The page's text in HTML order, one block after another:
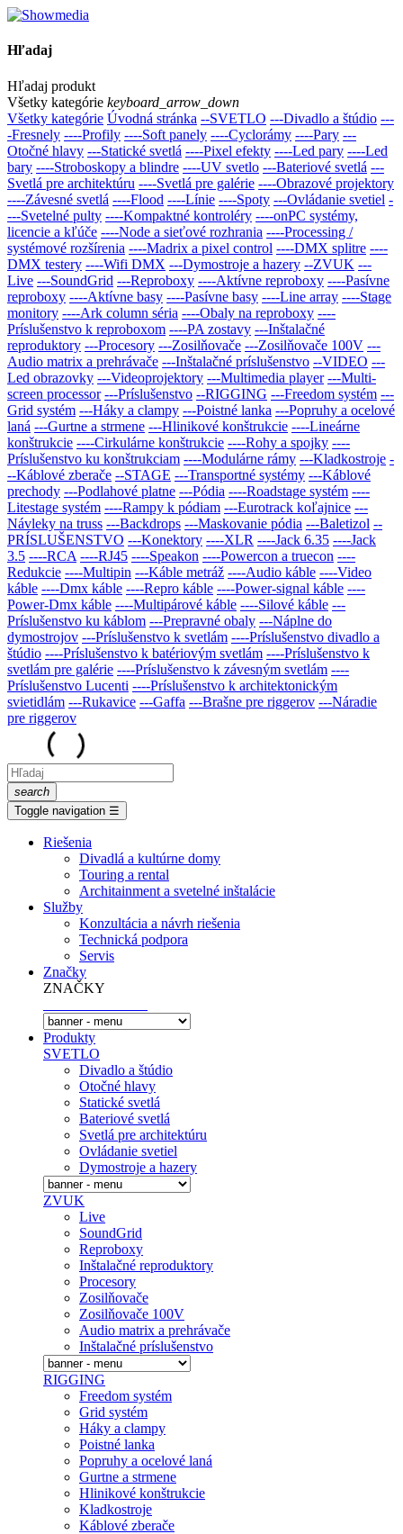
Hľadaj
Hľadaj produkt
Všetky kategórie keyboard_arrow_down
Všetky kategórie Úvodná stránka --SVETLO ---Divadlo a štúdio ---
-Fresnely ----Profily ----Soft panely ----Cyclorámy ----Pary ---
Otočné hlavy ---Statické svetlá ----Pixel efekty ----Led pary ----Led
bary ----Stroboskopy a blindre ----UV svetlo ---Bateriové svetlá ---
Svetlá pre architektúru ----Svetlá pre galérie ----Obrazové projektory
----Závesné svetlá ----Flood ----Línie ----Spoty ---Ovládanie svetiel -
---Svetelné pulty ----Kompaktné kontroléry ----onPC systémy,
licencie a kľúče ----Node a sieťové rozhrania ----Processing /
systémové rozšírenia ----Madrix a pixel control ----DMX splitre ----
DMX testery ----Wifi DMX ---Dymostroje a hazery --ZVUK ---
Live ---SoundGrid ---Reproboxy ----Aktívne reproboxy ----Pasívne
reproboxy ----Aktívne basy ----Pasívne basy ----Line array ----Stage
monitory ----Ark column séria ----Obaly na reproboxy ----
Príslušenstvo k reproboxom ----PA zostavy ---Inštalačné
reproduktory ---Procesory ---Zosilňovače ---Zosilňovače 100V ---
Audio matrix a prehrávače ---Inštalačné prí­slušenstvo --VIDEO ---
Led obrazovky ---Videoprojektory ---Multimedia player ---Multi-
screen processor ---Príslušenstvo --RIGGING ---Freedom systém ---
Grid systém ---Háky a clampy ---Poistné lanka ---Popruhy a ocelové
laná ---Gurtne a strmene ---Hlinikové konštrukcie ----Lineárne
konštrukcie ----Cirkulárne konštrukcie ----Rohy a spojky ----
Príslušenstvo ku konštrukciam ----Modulárne rámy ---Kladkostroje -
--Káblové zberače --STAGE ---Transportné systémy ---Káblové
prechody ---Podlahové platne ---Pódia ----Roadstage systém ----
Litestage systém ----Rampy k pódiam ---Eurotrack koľajnice ---
Návleky na truss ---Backdrops ---Maskovanie pódia ---Baletizol --
PRÍSLUŠENSTVO ---Konektory ----XLR ----Jack 6.35 ----Jack
3.5 ----RCA ----RJ45 ----Speakon ----Powercon a truecon ----
Redukcie ----Multipin ---Káble metráž ----Audio káble ----Video
káble ----Dmx káble ----Repro káble ----Power-signal káble ----
Power-Dmx káble ----Multipárové káble ----Silové káble ---
Príslušenstvo ku káblom ---Prepravné obaly ---Náplne do
dymostrojov ---Prí­slušenstvo k svetlám ----Príslušenstvo divadlo a
štúdio ----Príslušenstvo k batériovým svetlám ----Príslušenstvo k
svetlám pre galérie ----Príslušenstvo k závesným svetlám ----
Príslušenstvo Lucenti ----Príslušenstvo k architektonickým
svietidlám ---Rukavice ---Gaffa ---Brašne pre riggerov ---Náradie
pre riggerov
search
Toggle navigation ☰
Riešenia
Divadlá a kultúrne domy
Touring a rental
Architainment a svetelné inštalácie
Služby
Konzultácia a návrh riešenia
Technická podpora
Servis
Značky
ZNAČKY
Produkty
SVETLO
Divadlo a štúdio
Otočné hlavy
Statické svetlá
Bateriové svetlá
Svetlá pre architektúru
Ovládanie svetiel
Dymostroje a hazery
ZVUK
Live
SoundGrid
Reproboxy
Inštalačné reproduktory
Procesory
Zosilňovače
Zosilňovače 100V
Audio matrix a prehrávače
Inštalačné prí­slušenstvo
RIGGING
Freedom systém
Grid systém
Háky a clampy
Poistné lanka
Popruhy a ocelové laná
Gurtne a strmene
Hlinikové konštrukcie
Kladkostroje
Káblové zberače